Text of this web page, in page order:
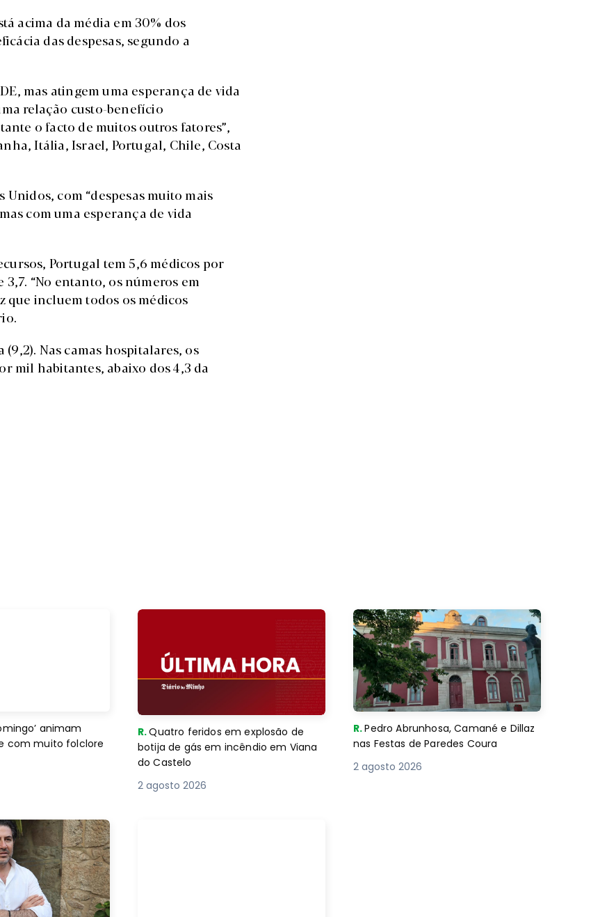
acima da média em 30% dos
das despesas, segundo a
mas atingem uma esperança de vida
relação custo-benefício
o facto de muitos outros fatores”,
Itália, Israel, Portugal, Chile, Costa
com “despesas muito mais
com uma esperança de vida
Portugal tem 5,6 médicos por
“No entanto, os números em
que incluem todos os médicos
Nas camas hospitalares, os
mil habitantes, abaixo dos 4,3 da
animam
com muito folclore
R.Quatro feridos em explosão de
botija de gás em incêndio em Viana
do Castelo
2 agosto 2026
R.Pedro Abrunhosa, Camané e Dillaz
nas Festas de Paredes Coura
2 agosto 2026